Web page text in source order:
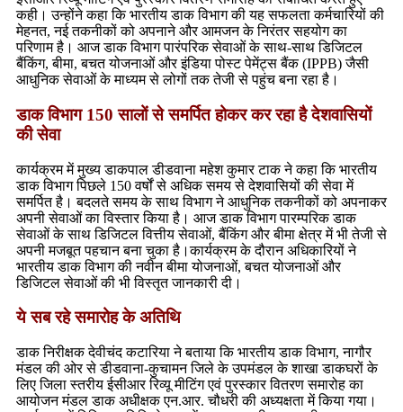
कही। उन्होंने कहा कि भारतीय डाक विभाग की यह सफलता कर्मचारियों की
मेहनत, नई तकनीकों को अपनाने और आमजन के निरंतर सहयोग का
परिणाम है। आज डाक विभाग पारंपरिक सेवाओं के साथ-साथ डिजिटल
बैंकिंग, बीमा, बचत योजनाओं और इंडिया पोस्ट पेमेंट्स बैंक (IPPB) जैसी
आधुनिक सेवाओं के माध्यम से लोगों तक तेजी से पहुंच बना रहा है।
डाक विभाग 150 सालों से समर्पित होकर कर रहा है देशवासियों
की सेवा
कार्यक्रम में मुख्य डाकपाल डीडवाना महेश कुमार टाक ने कहा कि भारतीय
डाक विभाग पिछले 150 वर्षों से अधिक समय से देशवासियों की सेवा में
समर्पित है। बदलते समय के साथ विभाग ने आधुनिक तकनीकों को अपनाकर
अपनी सेवाओं का विस्तार किया है। आज डाक विभाग पारम्परिक डाक
सेवाओं के साथ डिजिटल वित्तीय सेवाओं, बैंकिंग और बीमा क्षेत्र में भी तेजी से
अपनी मजबूत पहचान बना चुका है।कार्यक्रम के दौरान अधिकारियों ने
भारतीय डाक विभाग की नवीन बीमा योजनाओं, बचत योजनाओं और
डिजिटल सेवाओं की भी विस्तृत जानकारी दी।
ये सब रहे समारोह के अतिथि
डाक निरीक्षक देवीचंद कटारिया ने बताया कि भारतीय डाक विभाग, नागौर
मंडल की ओर से डीडवाना-कुचामन जिले के उपमंडल के शाखा डाकघरों के
लिए जिला स्तरीय ईसीआर रिव्यू मीटिंग एवं पुरस्कार वितरण समारोह का
आयोजन मंडल डाक अधीक्षक एन.आर. चौधरी की अध्यक्षता में किया गया।